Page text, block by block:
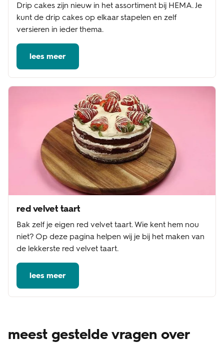
Drip cakes zijn nieuw in het assortiment bij HEMA. Je
kunt de drip cakes op elkaar stapelen en zelf
versieren in ieder thema.
lees meer
red velvet taart
Bak zelf je eigen red velvet taart. Wie kent hem nou
niet? Op deze pagina helpen wij je bij het maken van
de lekkerste red velvet taart.
lees meer
meest gestelde vragen over